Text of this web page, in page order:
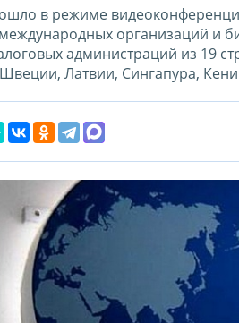
в режиме
организаций и
администраций из 19
Латвии, Сингапура,